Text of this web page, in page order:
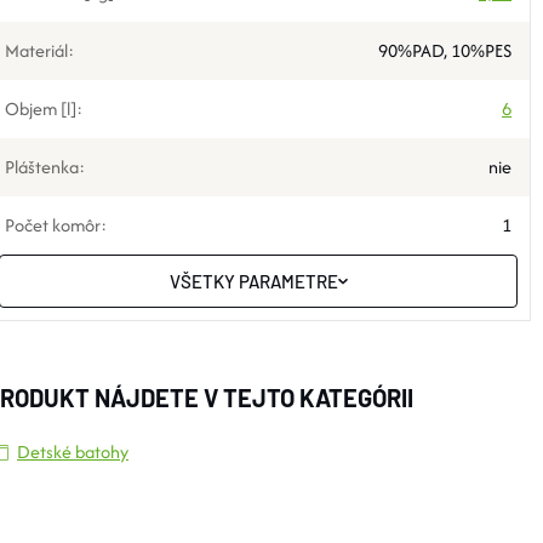
Materiál: 90%PAD, 10%PES
Objem [l]: 6
Pláštenka: nie
Počet komôr: 1
VŠETKY PARAMETRE
NÁJDETE V TEJTO KATEGÓRII
Detské batohy